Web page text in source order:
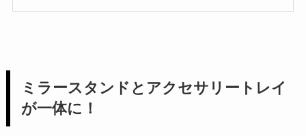
ミラースタンドとアクセサリートレイ
が一体に！